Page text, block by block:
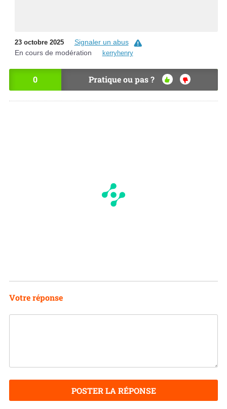
23 octobre 2025
Signaler un abus
En cours de modération
kerryhenry
0 Pratique ou pas ?
OU
I
NO
Votre réponse
POSTER LA RÉPONSE